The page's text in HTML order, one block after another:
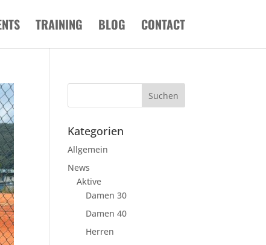
TRAINING BLOG CONTACT
Kategorien
Allgemein
News
Aktive
Damen 30
Damen 40
Herren